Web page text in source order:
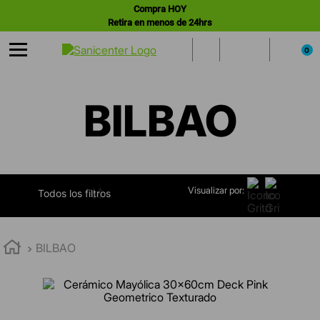
Compra HOY
Retira en menos de 24hrs
0
BILBAO
FILTRAR Visualizar por:
BILBAO